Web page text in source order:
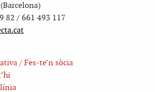
82 / 661 493 117
/ Fes-te’n sòcia